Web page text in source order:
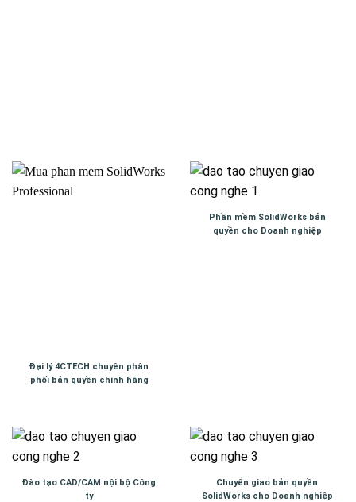
Đại lý 4CTECH chuyên phân
phối bản quyền chính hãng
Phần mềm SolidWorks bản
quyền cho Doanh nghiệp
Đào tạo CAD/CAM nội bộ Công
ty
Chuyển giao bản quyền
SolidWorks cho Doanh nghiệp